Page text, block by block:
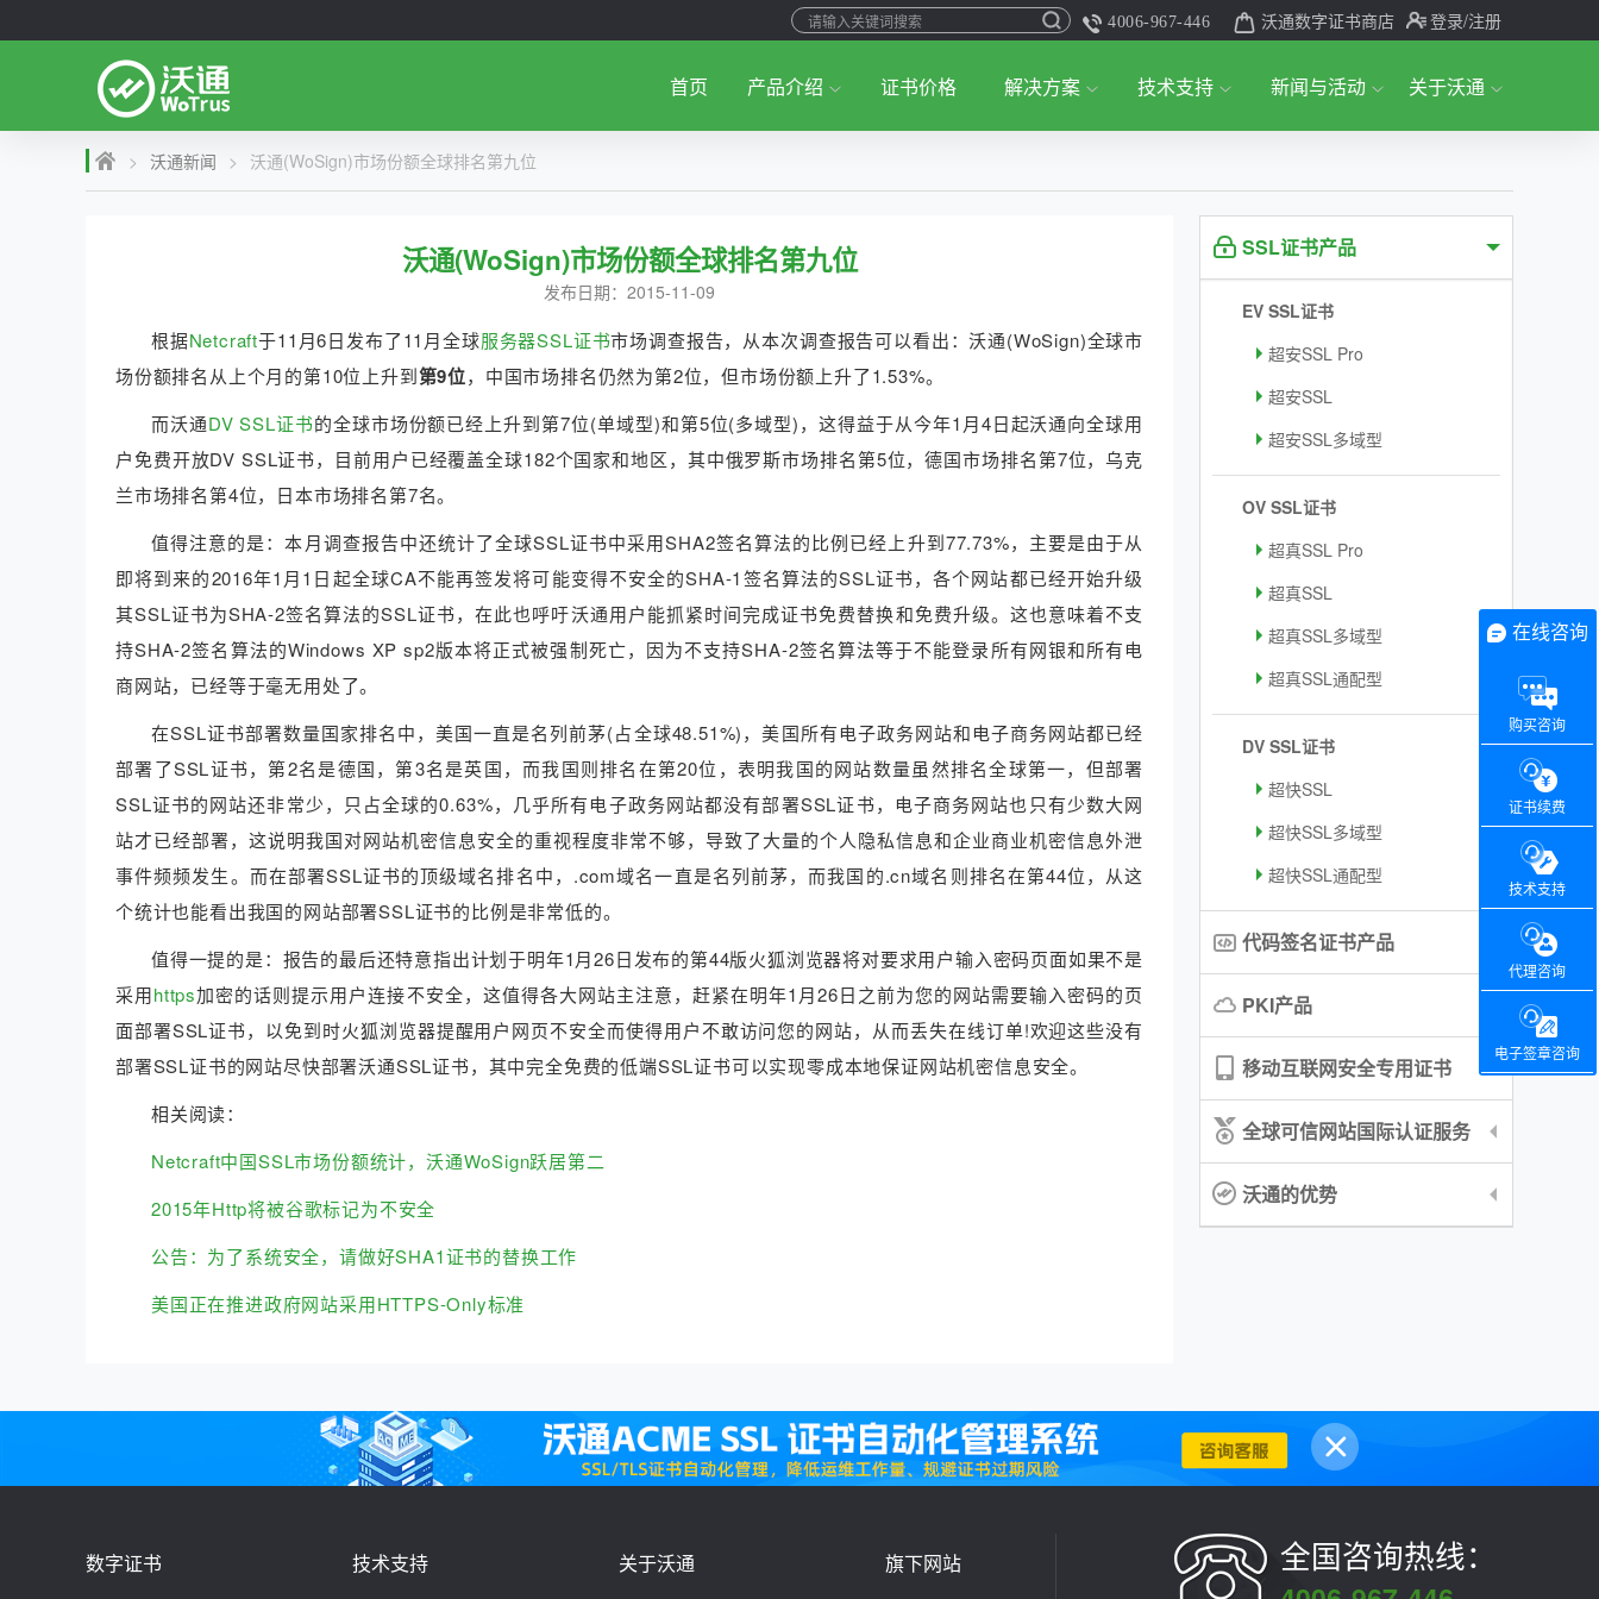
4006-967-446 沃通数字证书商店 登录/注册
首页 产品介绍 证书价格 解决方案 技术支持 新闻与活动 关于沃通
> 沃通新闻 > 沃通(WoSign)市场份额全球排名第九位
沃通(WoSign)市场份额全球排名第九位
发布日期：2015-11-09
根据Netcraft于11月6日发布了11月全球服务器SSL证书市场调查报告，从本次调查报告可以看出：沃通(WoSign)全球市
场份额排名从上个月的第10位上升到第9位，中国市场排名仍然为第2位，但市场份额上升了1.53%。
而沃通DV SSL证书的全球市场份额已经上升到第7位(单域型)和第5位(多域型)，这得益于从今年1月4日起沃通向全球用
户免费开放DV SSL证书，目前用户已经覆盖全球182个国家和地区，其中俄罗斯市场排名第5位，德国市场排名第7位，乌克
兰市场排名第4位，日本市场排名第7名。
值得注意的是：本月调查报告中还统计了全球SSL证书中采用SHA2签名算法的比例已经上升到77.73%，主要是由于从
即将到来的2016年1月1日起全球CA不能再签发将可能变得不安全的SHA-1签名算法的SSL证书，各个网站都已经开始升级
其SSL证书为SHA-2签名算法的SSL证书，在此也呼吁沃通用户能抓紧时间完成证书免费替换和免费升级。这也意味着不支
持SHA-2签名算法的Windows XP sp2版本将正式被强制死亡，因为不支持SHA-2签名算法等于不能登录所有网银和所有电
商网站，已经等于毫无用处了。
在SSL证书部署数量国家排名中，美国一直是名列前茅(占全球48.51%)，美国所有电子政务网站和电子商务网站都已经
部署了SSL证书，第2名是德国，第3名是英国，而我国则排名在第20位，表明我国的网站数量虽然排名全球第一，但部署
SSL证书的网站还非常少，只占全球的0.63%，几乎所有电子政务网站都没有部署SSL证书，电子商务网站也只有少数大网
站才已经部署，这说明我国对网站机密信息安全的重视程度非常不够，导致了大量的个人隐私信息和企业商业机密信息外泄
事件频频发生。而在部署SSL证书的顶级域名排名中，.com域名一直是名列前茅，而我国的.cn域名则排名在第44位，从这
个统计也能看出我国的网站部署SSL证书的比例是非常低的。
值得一提的是：报告的最后还特意指出计划于明年1月26日发布的第44版火狐浏览器将对要求用户输入密码页面如果不是
采用https加密的话则提示用户连接不安全，这值得各大网站主注意，赶紧在明年1月26日之前为您的网站需要输入密码的页
面部署SSL证书，以免到时火狐浏览器提醒用户网页不安全而使得用户不敢访问您的网站，从而丢失在线订单!欢迎这些没有
部署SSL证书的网站尽快部署沃通SSL证书，其中完全免费的低端SSL证书可以实现零成本地保证网站机密信息安全。
相关阅读：
Netcraft中国SSL市场份额统计，沃通WoSign跃居第二
2015年Http将被谷歌标记为不安全
公告：为了系统安全，请做好SHA1证书的替换工作
美国正在推进政府网站采用HTTPS-Only标准
SSL证书产品
EV SSL证书
超安SSL Pro
超安SSL
超安SSL多域型
OV SSL证书
超真SSL Pro
超真SSL
超真SSL多域型
超真SSL通配型
DV SSL证书
超快SSL
超快SSL多域型
超快SSL通配型
代码签名证书产品
PKI产品
移动互联网安全专用证书
全球可信网站国际认证服务
沃通的优势
数字证书 技术支持 关于沃通 旗下网站 全国咨询热线：
在线咨询
购买咨询
证书续费
技术支持
代理咨询
电子签章咨询